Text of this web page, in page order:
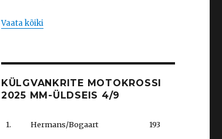
Vaata kõiki
KÜLGVANKRITE MOTOKROSSI
2025 MM-ÜLDSEIS 4/9
1. Hermans/Bogaart 193